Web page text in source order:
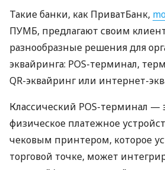
Такие банки, как ПриватБанк,
ПУМБ, предлагают своим
разнообразные решения для
эквайринга: POS-терминал,
QR-эквайринг или интернет-
Классический POS-терминал —
физическое платежное
чековым принтером, которое
торговой точке, может